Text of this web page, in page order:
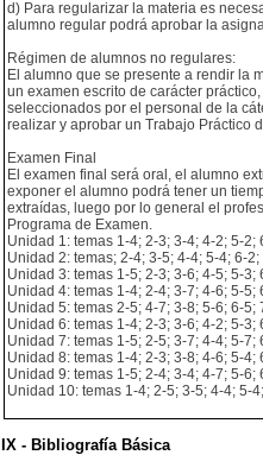
d) Para regularizar la materia es
alumno regular podrá aprobar la
Régimen de alumnos no regulares:
El alumno que se presente a rendir la
un examen escrito de carácter
seleccionados por el personal de la
realizar y aprobar un Trabajo Práctico
Examen Final
El examen final será oral, el alumno
exponer el alumno podrá tener un
extraídas, luego por lo general el
Programa de Examen.
Unidad 1: temas 1-4; 2-3; 3-4; 4-2; 5-
Unidad 2: temas; 2-4; 3-5; 4-4; 5-4; 6-
Unidad 3: temas 1-5; 2-3; 3-6; 4-5; 5-
Unidad 4: temas 1-4; 2-4; 3-7; 4-6; 5-
Unidad 5: temas 2-5; 4-7; 3-8; 5-6; 6-
Unidad 6: temas 1-4; 2-3; 3-6; 4-2; 5-
Unidad 7: temas 1-5; 2-5; 3-7; 4-4; 5-
Unidad 8: temas 1-4; 2-3; 3-8; 4-6; 5-
Unidad 9: temas 1-5; 2-4; 3-4; 4-7; 5-
Unidad 10: temas 1-4; 2-5; 3-5; 4-4; 5-
IX - Bibliografía Básica